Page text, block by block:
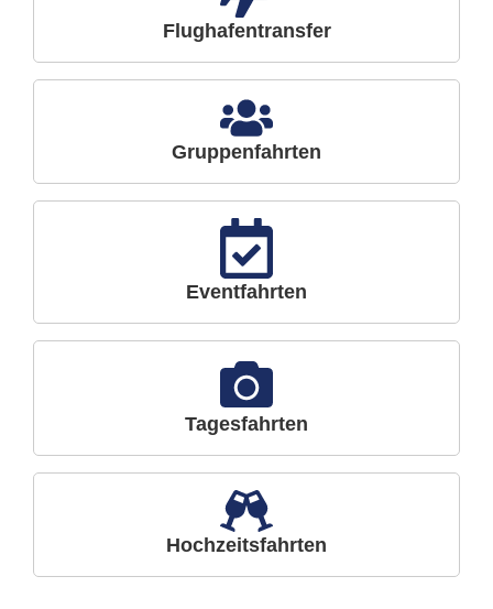
Flughafentransfer
Gruppenfahrten
Eventfahrten
Tagesfahrten
Hochzeitsfahrten